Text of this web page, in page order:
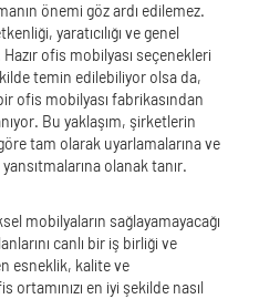
önemi göz ardı edilemez.
yaratıcılığı ve genel
ofis mobilyası seçenekleri
temin edilebiliyor olsa da,
ofis mobilyası fabrikasından
Bu yaklaşım, şirketlerin
tam olarak uyarlamalarına ve
olanak tanır.
mobilyaların sağlayamayacağı
canlı bir iş birliği ve
esneklik, kalite ve
en iyi şekilde nasıl